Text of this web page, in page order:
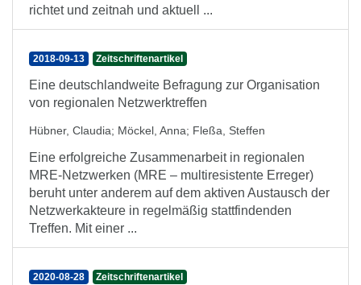
richtet und zeitnah und aktuell ...
2018-09-13 Zeitschriftenartikel
Eine deutschlandweite Befragung zur Organisation
von regionalen Netzwerktreffen
Hübner, Claudia; Möckel, Anna; Fleßa, Steffen
Eine erfolgreiche Zusammenarbeit in regionalen
MRE-Netzwerken (MRE – multiresistente Erreger)
beruht unter anderem auf dem aktiven Austausch der
Netzwerkakteure in regelmäßig stattfindenden
Treffen. Mit einer ...
2020-08-28 Zeitschriftenartikel